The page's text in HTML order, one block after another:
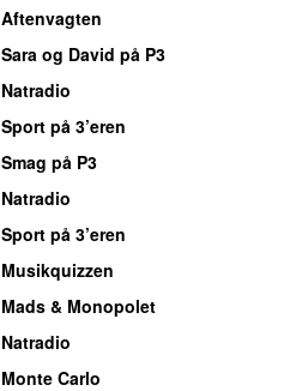
Aftenvagten
Sara og David på P3
Natradio
Sport på 3’eren
Smag på P3
Natradio
Sport på 3’eren
Musikquizzen
Mads & Monopolet
Natradio
Monte Carlo